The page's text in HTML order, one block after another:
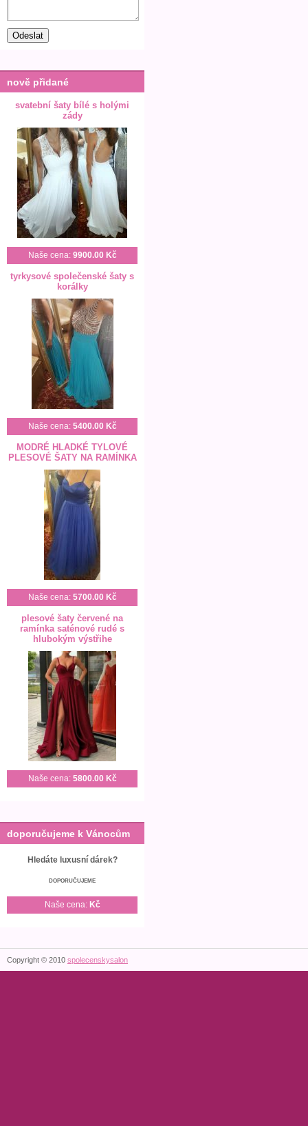
nově přidané
svatební šaty bílé s holými
zády
Naše cena: 9900.00 Kč
tyrkysové společenské šaty s
korálky
Naše cena: 5400.00 Kč
MODRÉ HLADKÉ TYLOVÉ
PLESOVÉ ŠATY NA RAMÍNKA
Naše cena: 5700.00 Kč
plesové šaty červené na
ramínka saténové rudé s
hlubokým výstřihe
Naše cena: 5800.00 Kč
doporučujeme k Vánocům
Hledáte luxusní dárek?
DOPORUČUJEME
Naše cena: Kč
Copyright © 2010 spolecenskysalon